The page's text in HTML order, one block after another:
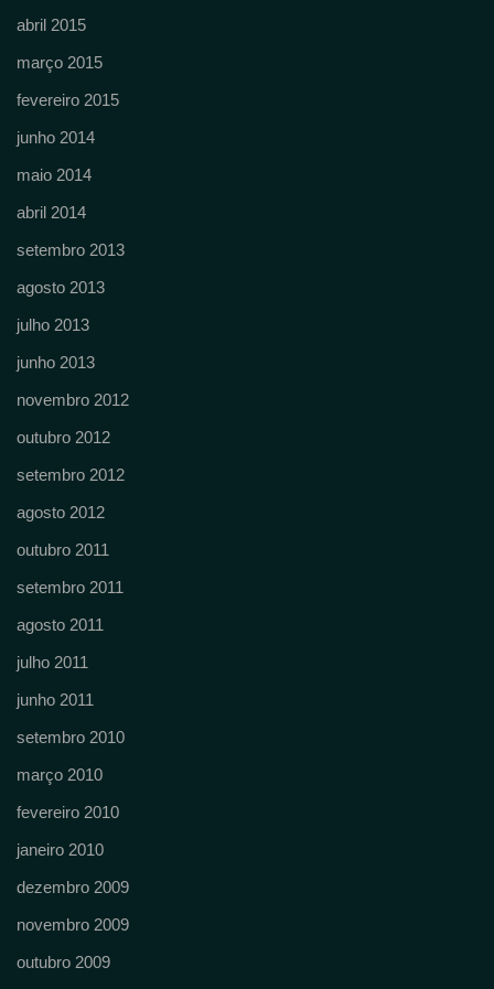
abril 2015
março 2015
fevereiro 2015
junho 2014
maio 2014
abril 2014
setembro 2013
agosto 2013
julho 2013
junho 2013
novembro 2012
outubro 2012
setembro 2012
agosto 2012
outubro 2011
setembro 2011
agosto 2011
julho 2011
junho 2011
setembro 2010
março 2010
fevereiro 2010
janeiro 2010
dezembro 2009
novembro 2009
outubro 2009